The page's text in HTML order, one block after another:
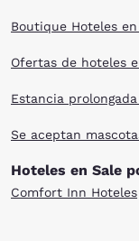
Boutique Hoteles
Ofertas de hoteles
Estancia
Se aceptan
Hoteles en Sale
Comfort Inn Hoteles